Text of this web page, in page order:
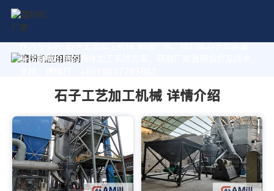
作为专业的 石子工艺加工机械 制造厂家，我们致力于为您量
身定制高价值的粉体加工系统方案。获取厂家直销报价及技术
石子工艺加工机械 详情介绍